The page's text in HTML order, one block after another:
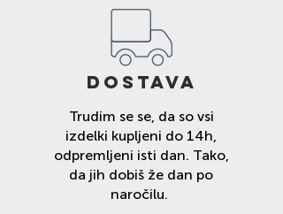
DOSTAVA
Trudim se se, da so vsi
izdelki kupljeni do 14h,
odpremljeni isti dan. Tako,
da jih dobiš že dan po
naročilu.